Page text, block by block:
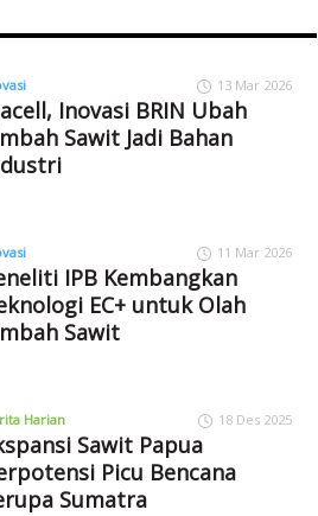
13 Mar 2026
Inovasi BRIN Ubah
Sawit Jadi Bahan
11 Mar 2026
IPB Kembangkan
EC+ untuk Olah
Sawit
Harian 18 Des 2025
Sawit Papua
Picu Bencana
Sumatra